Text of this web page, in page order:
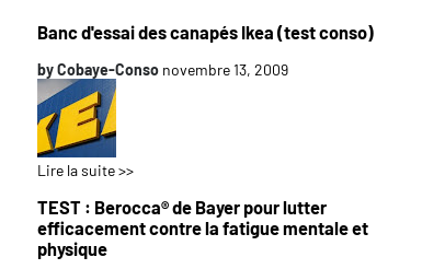
Banc d'essai des canapés Ikea (test conso)
byCobaye-Conso novembre 13, 2009
Lire la suite >>
TEST : Berocca® de Bayer pour lutter
efficacement contre la fatigue mentale et
physique